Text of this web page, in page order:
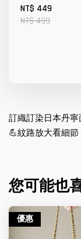
NT$ 449
NT$ 499
訂織訂染日本丹
💪紋路放大看細
您可能也
優惠